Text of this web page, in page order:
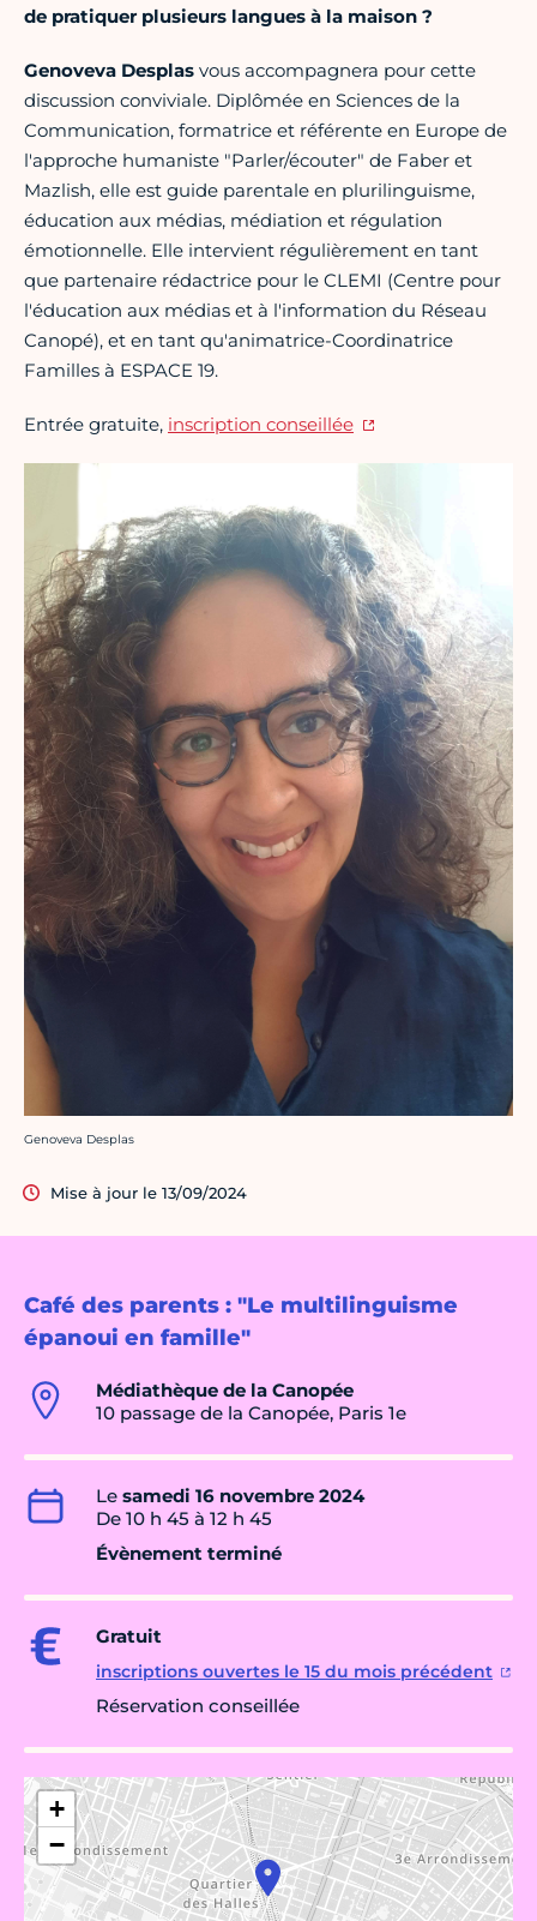
Café des parents : "Le multilinguisme
épanoui en famille"
Médiathèque de la Canopée
10 passage de la Canopée, Paris 1e
Le samedi 16 novembre 2024
De 10 h 45 à 12 h 45
Évènement terminé
Gratuit
inscriptions ouvertes le 15 du mois précédent
Réservation conseillée
+
−
de pratiquer plusieurs langues à la maison ?
Genoveva Desplas vous accompagnera pour cette
discussion conviviale. Diplômée en Sciences de la
Communication, formatrice et référente en Europe de
l'approche humaniste "Parler/écouter" de Faber et
Mazlish, elle est guide parentale en plurilinguisme,
éducation aux médias, médiation et régulation
émotionnelle. Elle intervient régulièrement en tant
que partenaire rédactrice pour le CLEMI (Centre pour
l'éducation aux médias et à l'information du Réseau
Canopé), et en tant qu'animatrice-Coordinatrice
Familles à ESPACE 19.
Entrée gratuite, inscription conseillée
Crédit photo :
Genoveva Desplas
Mise à jour le 13/09/2024